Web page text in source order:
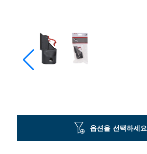
옵션을 선택하세요